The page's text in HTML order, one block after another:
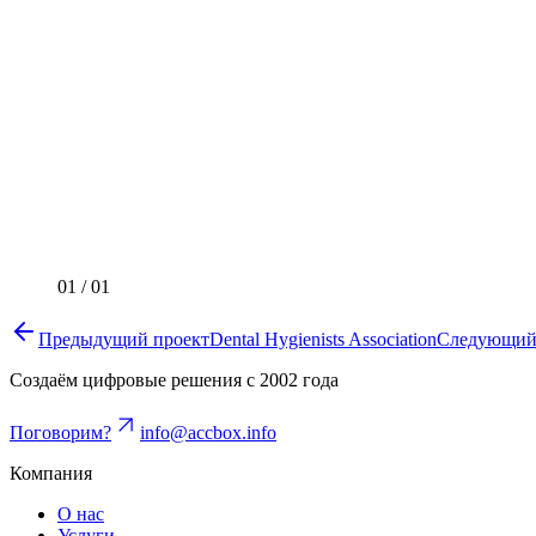
01 / 01
Предыдущий проектDental Hygienists AssociationСледующий
Создаём цифровые решения с 2002 года
Поговорим?
info@accbox.info
Компания
О нас